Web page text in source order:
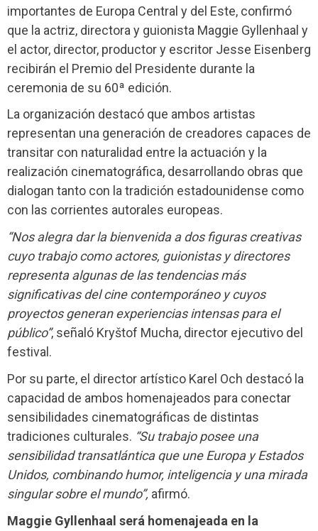
importantes de Europa Central y del Este, confirmó
que la actriz, directora y guionista Maggie Gyllenhaal y
el actor, director, productor y escritor Jesse Eisenberg
recibirán el Premio del Presidente durante la
ceremonia de su 60ª edición.
La organización destacó que ambos artistas
representan una generación de creadores capaces de
transitar con naturalidad entre la actuación y la
realización cinematográfica, desarrollando obras que
dialogan tanto con la tradición estadounidense como
con las corrientes autorales europeas.
“Nos alegra dar la bienvenida a dos figuras creativas
cuyo trabajo como actores, guionistas y directores
representa algunas de las tendencias más
significativas del cine contemporáneo y cuyos
proyectos generan experiencias intensas para el
público”, señaló Kryštof Mucha, director ejecutivo del
festival.
Por su parte, el director artístico Karel Och destacó la
capacidad de ambos homenajeados para conectar
sensibilidades cinematográficas de distintas
tradiciones culturales. “Su trabajo posee una
sensibilidad transatlántica que une Europa y Estados
Unidos, combinando humor, inteligencia y una mirada
singular sobre el mundo”, afirmó.
Maggie Gyllenhaal será homenajeada en la